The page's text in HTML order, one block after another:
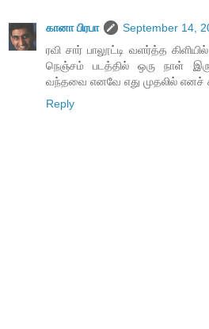
கானா பிரபா
September 14,
ரவி சார் பாலூட்டி வளர்த்த
நெஞ்சம் படத்தில் ஒரு நாள்
வந்தவை எனவே எது முதலில் எனச்
Reply